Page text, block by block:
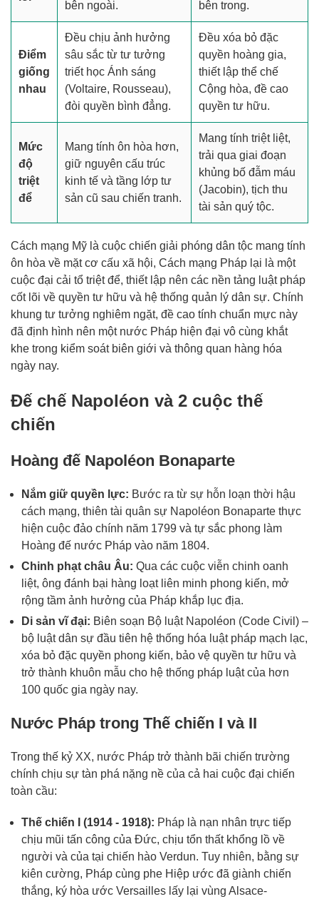
bên ngoài. bên trong.
Điểm
giống
nhau
Đều chịu ảnh hưởng
sâu sắc từ tư tưởng
triết học Ánh sáng
(Voltaire, Rousseau),
đòi quyền bình đẳng.
Đều xóa bỏ đặc
quyền hoàng gia,
thiết lập thể chế
Cộng hòa, đề cao
quyền tư hữu.
Mức
độ
triệt
để
Mang tính ôn hòa hơn,
giữ nguyên cấu trúc
kinh tế và tầng lớp tư
sản cũ sau chiến tranh.
Mang tính triệt liệt,
trải qua giai đoạn
khủng bố đẫm máu
(Jacobin), tịch thu
tài sản quý tộc.
Cách mạng Mỹ là cuộc chiến giải phóng dân tộc mang tính
ôn hòa về mặt cơ cấu xã hội, Cách mạng Pháp lại là một
cuộc đại cải tổ triệt để, thiết lập nên các nền tảng luật pháp
cốt lõi về quyền tư hữu và hệ thống quản lý dân sự. Chính
khung tư tưởng nghiêm ngặt, đề cao tính chuẩn mực này
đã định hình nên một nước Pháp hiện đại vô cùng khắt
khe trong kiểm soát biên giới và thông quan hàng hóa
ngày nay.
Đế chế Napoléon và 2 cuộc thế
chiến
Hoàng đế Napoléon Bonaparte
Nắm giữ quyền lực: Bước ra từ sự hỗn loạn thời hậu
cách mạng, thiên tài quân sự Napoléon Bonaparte thực
hiện cuộc đảo chính năm 1799 và tự sắc phong làm
Hoàng đế nước Pháp vào năm 1804.
Chinh phạt châu Âu: Qua các cuộc viễn chinh oanh
liệt, ông đánh bại hàng loạt liên minh phong kiến, mở
rộng tầm ảnh hưởng của Pháp khắp lục địa.
Di sản vĩ đại: Biên soạn Bộ luật Napoléon (Code Civil) –
bộ luật dân sự đầu tiên hệ thống hóa luật pháp mạch lạc,
xóa bỏ đặc quyền phong kiến, bảo vệ quyền tư hữu và
trở thành khuôn mẫu cho hệ thống pháp luật của hơn
100 quốc gia ngày nay.
Nước Pháp trong Thế chiến I và II
Trong thế kỷ XX, nước Pháp trở thành bãi chiến trường
chính chịu sự tàn phá nặng nề của cả hai cuộc đại chiến
toàn cầu:
Thế chiến I (1914 - 1918): Pháp là nạn nhân trực tiếp
chịu mũi tấn công của Đức, chịu tổn thất khổng lồ về
người và của tại chiến hào Verdun. Tuy nhiên, bằng sự
kiên cường, Pháp cùng phe Hiệp ước đã giành chiến
thắng, ký hòa ước Versailles lấy lại vùng Alsace-